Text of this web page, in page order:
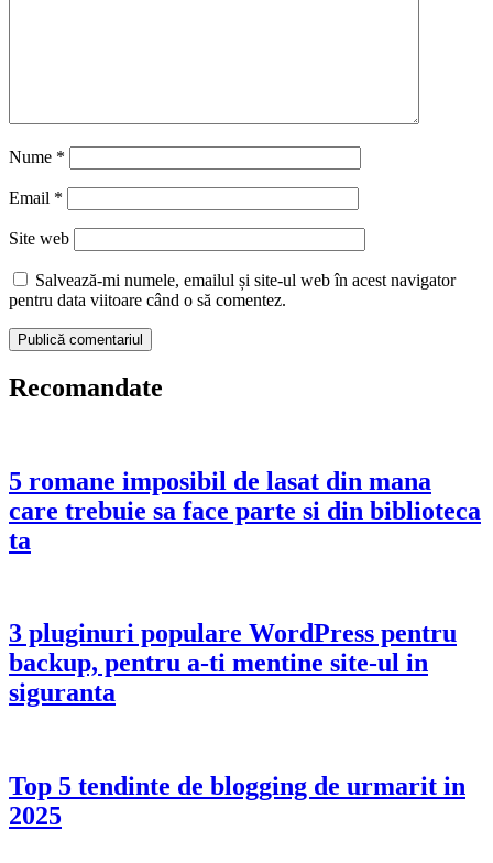
Nume *
Email *
Site web
Salvează-mi numele, emailul și site-ul web în acest navigator
pentru data viitoare când o să comentez.
Recomandate
5 romane imposibil de lasat din mana
care trebuie sa face parte si din biblioteca
ta
3 pluginuri populare WordPress pentru
backup, pentru a-ti mentine site-ul in
siguranta
Top 5 tendinte de blogging de urmarit in
2025